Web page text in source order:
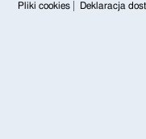
Pliki cookies Deklaracja